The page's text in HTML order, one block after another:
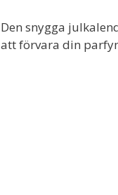
Den snygga
att förvara din